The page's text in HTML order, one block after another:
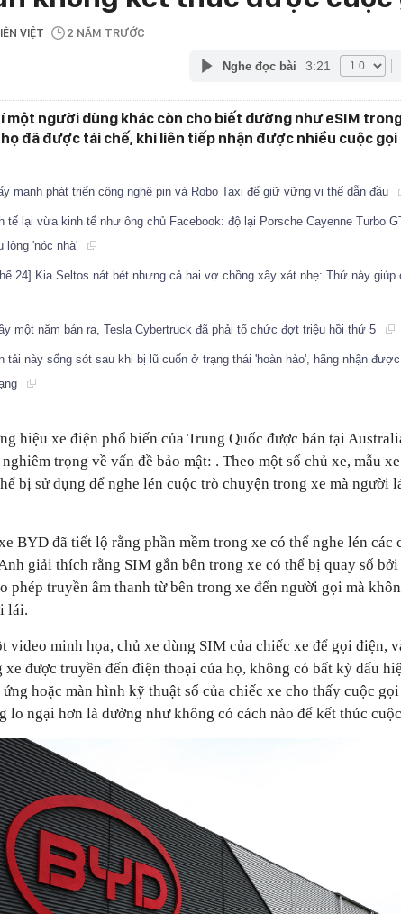
VIỆT 2 NĂM TRƯỚC
Nghe đọc bài 3:21
một người dùng khác còn cho biết dường như eSIM
họ đã được tái chế, khi liên tiếp nhận được nhiều cuộc
mạnh phát triển công nghệ pin và Robo Taxi để giữ vững vị thế dẫn đầu
tế lại vừa kinh tế như ông chủ Facebook: độ lại Porsche Cayenne Turbo
lòng 'nóc nhà'
24] Kia Seltos nát bét nhưng cả hai vợ chồng xây xát nhẹ: Thứ này
một năm bán ra, Tesla Cybertruck đã phải tổ chức đợt triệu hồi thứ 5
tải này sống sót sau khi bị lũ cuốn ở trạng thái 'hoàn hảo', hãng nhận
hiệu xe điện phổ biến của Trung Quốc được bán tại
trọng về vấn đề bảo mật: . Theo một số chủ xe, mẫu
bị sử dụng để nghe lén cuộc trò chuyện trong xe mà người
BYD đã tiết lộ rằng phần mềm trong xe có thể nghe lén các
giải thích rằng SIM gắn bên trong xe có thể bị quay số
phép truyền âm thanh từ bên trong xe đến người gọi mà
lái.
video minh họa, chủ xe dùng SIM của chiếc xe để gọi điện,
xe được truyền đến điện thoại của họ, không có bất kỳ dấu
hoặc màn hình kỹ thuật số của chiếc xe cho thấy cuộc
lo ngại hơn là dường như không có cách nào để kết thúc